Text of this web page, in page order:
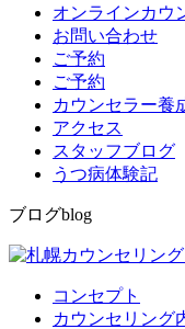
オンラインカウ
お問い合わせ
ご予約
ご予約
カウンセラー養
アクセス
スタッフブログ
うつ病体験記
ブログblog
コンセプト
カウンセリング